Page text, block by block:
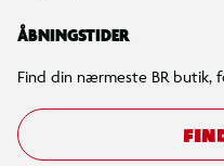
ÅBNINGSTIDER
Find din nærmeste BR butik,